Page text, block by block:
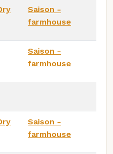
Saison -
farmhouse
Saison -
farmhouse
Saison -
farmhouse